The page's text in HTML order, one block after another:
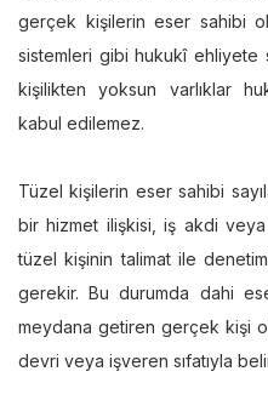
gerçek kişilerin eser sahibi
sistemleri gibi hukukî ehliyete
kişilikten yoksun varlıklar
kabul edilemez.
Tüzel kişilerin eser sahibi
bir hizmet ilişkisi, iş akdi
tüzel kişinin talimat ile
gerekir. Bu durumda dahi
meydana getiren gerçek kişi
devri veya işveren sıfatıyla